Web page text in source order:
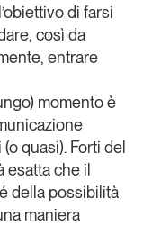
di farsi
così da
entrare
momento è
quasi). Forti del
esatta che il
della possibilità
maniera